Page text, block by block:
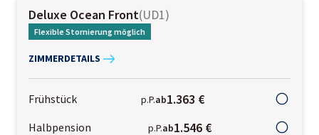
Deluxe Ocean Front(UD1)
Flexible Stornierung möglich
ZIMMERDETAILS
Frühstück p.P.ab1.363 €
Halbpension p.P.ab1.546 €